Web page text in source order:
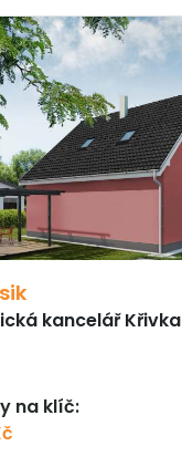
kancelář Křivka
na klíč: